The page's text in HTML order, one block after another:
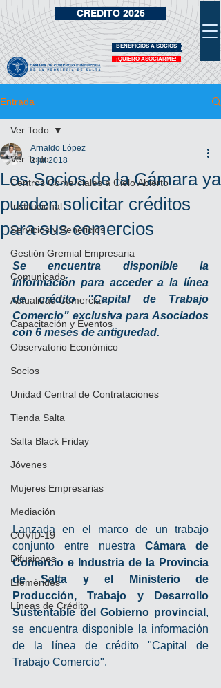
¡QUIERO ASOCIARME!
VIDRIERA DE BENEFICIOS
BENEFICIOS A SOCIOS
CREDITO 2026
Entrada
Ver Todo
Centros Comerciales a Cielo Abierto
Institucional
Servicios y Beneficios
Gestión Gremial Empresaria
Comunicado
Actualidad Comercial
Capacitación y Eventos
Observatorio Económico
Socios
Unidad Central de Contrataciones
Tienda Salta
Salta Black Friday
Jóvenes
Mujeres Empresarias
Mediación
COVID-19
Difusiones
Efemérides
Líneas de Crédito
Ver Todo
Los Socios de la Cámara ya
pueden solicitar créditos
para sus comercios
Arnaldo López
2 jul 2018
Se encuentra disponible la
información para acceder a la línea
de crédito "Capital de Trabajo
Comercio" exclusiva para Asociados
con 6 meses de antiguedad.
Lanzada en el marco de un trabajo
conjunto entre nuestra Cámara de
Comercio e Industria de la Provincia
de Salta y el Ministerio de
Producción, Trabajo y Desarrollo
Sustentable del Gobierno provincial ,
se encuentra disponible la información
de la línea de crédito "Capital de
Trabajo Comercio".